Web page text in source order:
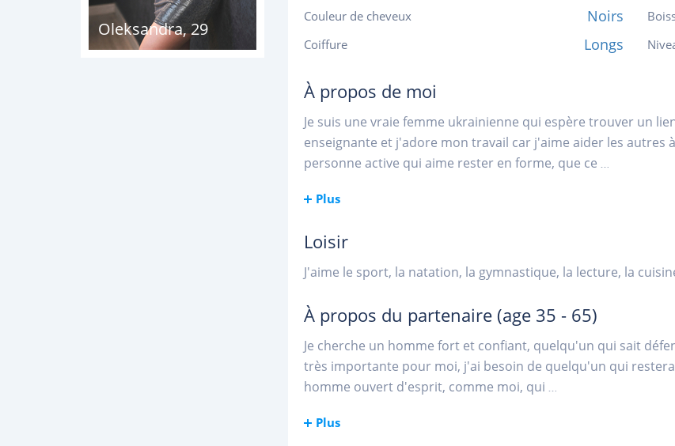
Oleksandra,29
Couleur de cheveux Noirs
Coiffure Longs
À propos de moi
Je suis une vraie femme ukrainienne qui espère trouver un
enseignante et j'adore mon travail car j'aime aider les autres
personne active qui aime rester en forme, que ce ...
Plus
Loisir
J'aime le sport, la natation, la gymnastique, la lecture, la
À propos du partenaire (age 35 - 65)
Je cherche un homme fort et confiant, quelqu'un qui sait
très importante pour moi, j'ai besoin de quelqu'un qui
homme ouvert d'esprit, comme moi, qui ...
Plus